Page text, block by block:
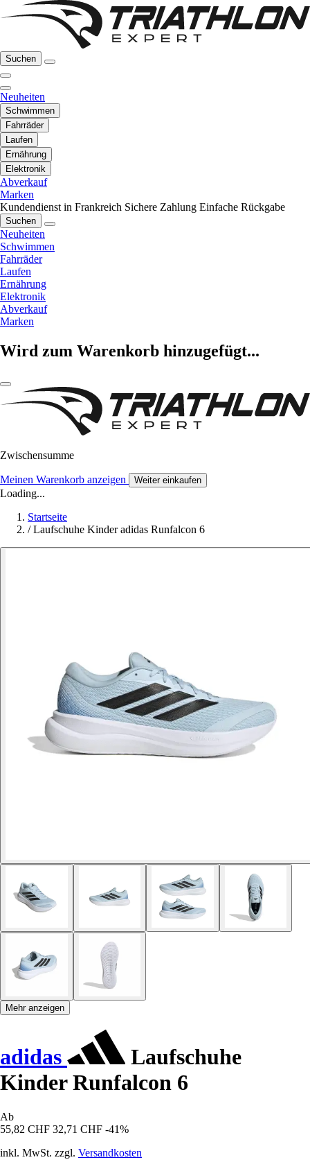
Suchen
Neuheiten
Schwimmen
Fahrräder
Laufen
Ernährung
Elektronik
Abverkauf
Marken
Kundendienst in Frankreich Sichere Zahlung Einfache Rückgabe
Suchen
Neuheiten
Schwimmen
Fahrräder
Laufen
Ernährung
Elektronik
Abverkauf
Marken
Wird zum Warenkorb hinzugefügt...
Zwischensumme
Meinen Warenkorb anzeigen Weiter einkaufen
Loading...
Startseite
/ Laufschuhe Kinder adidas Runfalcon 6
Mehr anzeigen
adidas
Laufschuhe
Kinder Runfalcon 6
Ab
55,82 CHF 32,71 CHF -41%
inkl. MwSt. zzgl. Versandkosten